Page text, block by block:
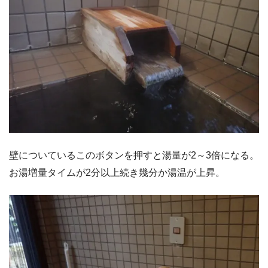
壁についているこのボタンを押すと湯量が2～3倍になる。
お湯増量タイムが2分以上続き幾分か湯温が上昇。